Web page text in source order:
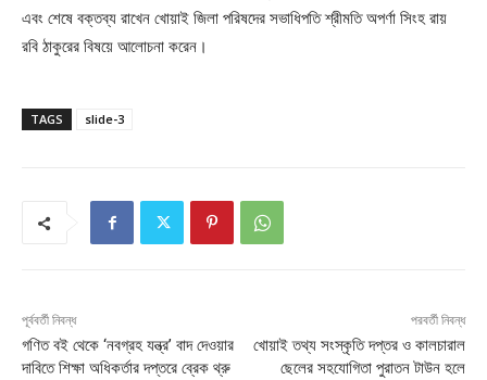
এবং শেষে বক্তব্য রাখেন খোয়াই জিলা পরিষদের সভাধিপতি শ্রীমতি অপর্ণা সিংহ রায়
রবি ঠাকুরের বিষয়ে আলোচনা করেন।
TAGS slide-3
পূর্ববর্তী নিবন্ধ
গণিত বই থেকে ‘নবগ্রহ যন্ত্র’ বাদ দেওয়ার
দাবিতে শিক্ষা অধিকর্তার দপ্তরে ব্রেক থ্রু
পরবর্তী নিবন্ধ
খোয়াই তথ্য সংস্কৃতি দপ্তর ও কালচারাল
ছেলের সহযোগিতা পুরাতন টাউন হলে